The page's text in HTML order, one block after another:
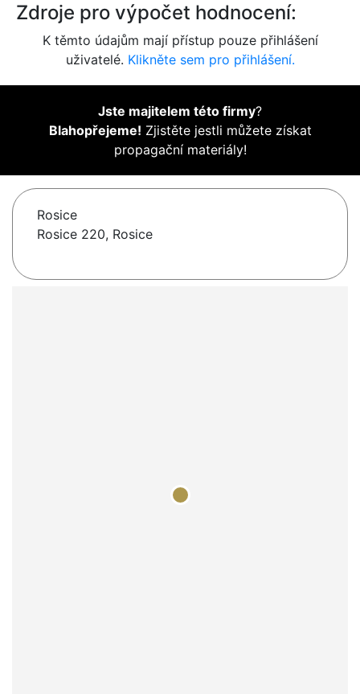
Zdroje pro výpočet hodnocení:
K těmto údajům mají přístup pouze přihlášení
uživatelé. Klikněte sem pro přihlášení.
Jste majitelem této firmy?
Blahopřejeme! Zjistěte jestli můžete získat
propagační materiály!
Rosice
Rosice 220, Rosice